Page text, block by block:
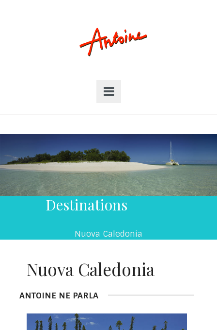
Destinations
Nuova Caledonia
Nuova Caledonia
ANTOINE NE PARLA